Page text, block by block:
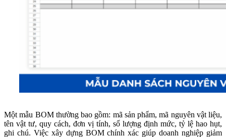
Một mẫu BOM thường bao gồm: mã sản phẩm, mã nguyên vật liệu,
tên vật tư, quy cách, đơn vị tính, số lượng định mức, tỷ lệ hao hụt,
ghi chú. Việc xây dựng BOM chính xác giúp doanh nghiệp giảm